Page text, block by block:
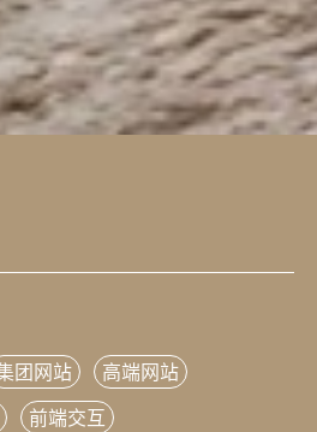
团网站
高端网站
前端交互